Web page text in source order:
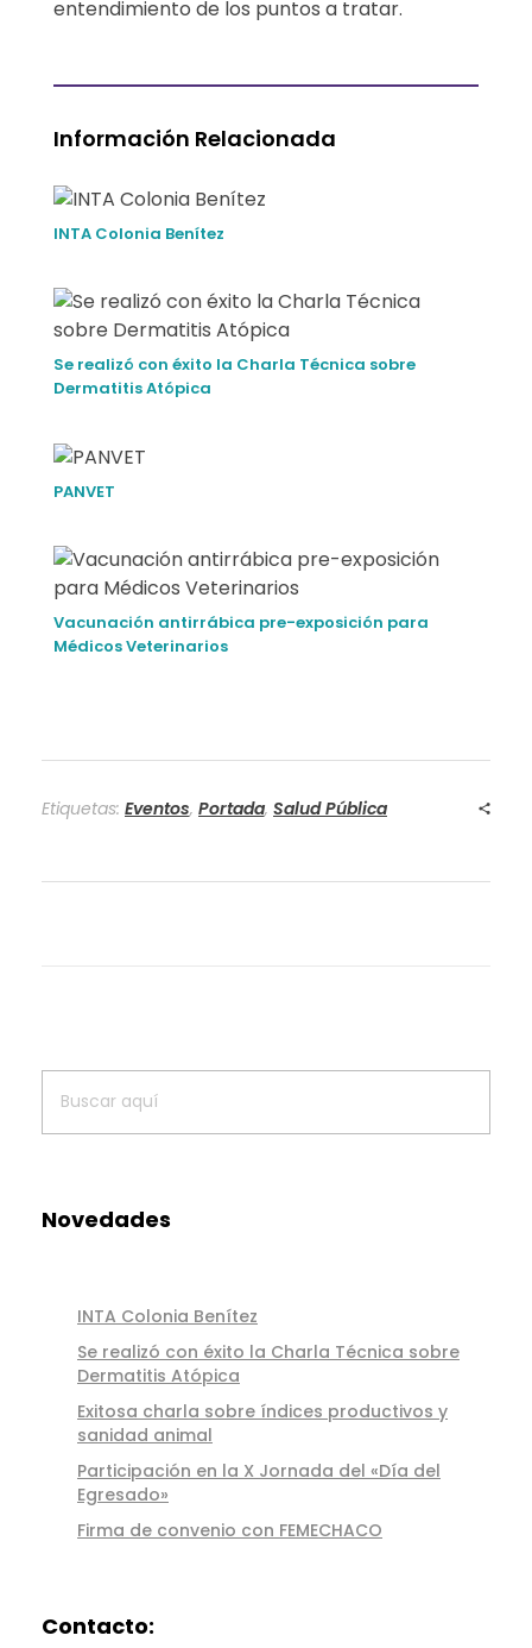
entendimiento de los puntos a tratar.
Información Relacionada
INTA Colonia Benítez
Se realizó con éxito la Charla Técnica sobre
Dermatitis Atópica
PANVET
Vacunación antirrábica pre-exposición para
Médicos Veterinarios
Etiquetas: Eventos, Portada, Salud Pública
Novedades
INTA Colonia Benítez
Se realizó con éxito la Charla Técnica sobre
Dermatitis Atópica
Exitosa charla sobre índices productivos y
sanidad animal
Participación en la X Jornada del «Día del
Egresado»
Firma de convenio con FEMECHACO
Contacto: